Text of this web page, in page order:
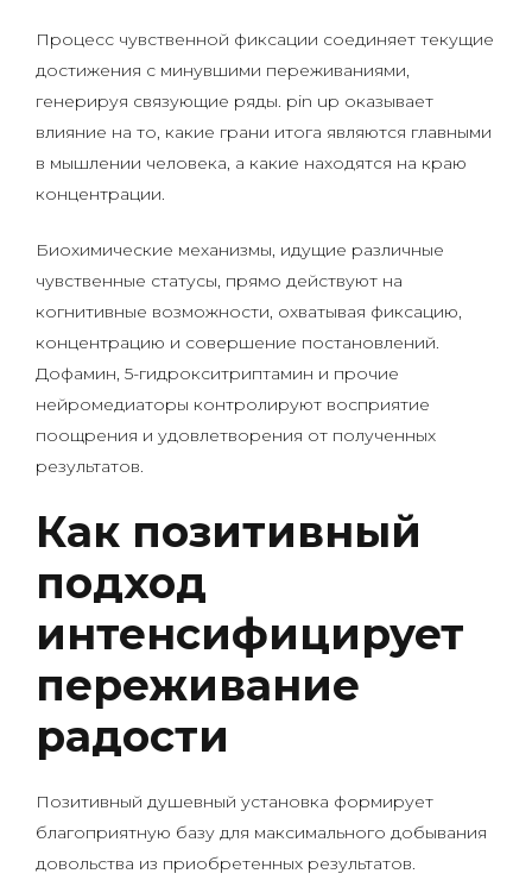
Процесс чувственной фиксации соединяет текущие
достижения с минувшими переживаниями,
генерируя связующие ряды. pin up оказывает
влияние на то, какие грани итога являются главными
в мышлении человека, а какие находятся на краю
концентрации.
Биохимические механизмы, идущие различные
чувственные статусы, прямо действуют на
когнитивные возможности, охватывая фиксацию,
концентрацию и совершение постановлений.
Дофамин, 5-гидрокситриптамин и прочие
нейромедиаторы контролируют восприятие
поощрения и удовлетворения от полученных
результатов.
Как позитивный
подход
интенсифицирует
переживание
радости
Позитивный душевный установка формирует
благоприятную базу для максимального добывания
довольства из приобретенных результатов.